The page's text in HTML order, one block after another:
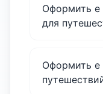
Оформить е
для
Оформить е